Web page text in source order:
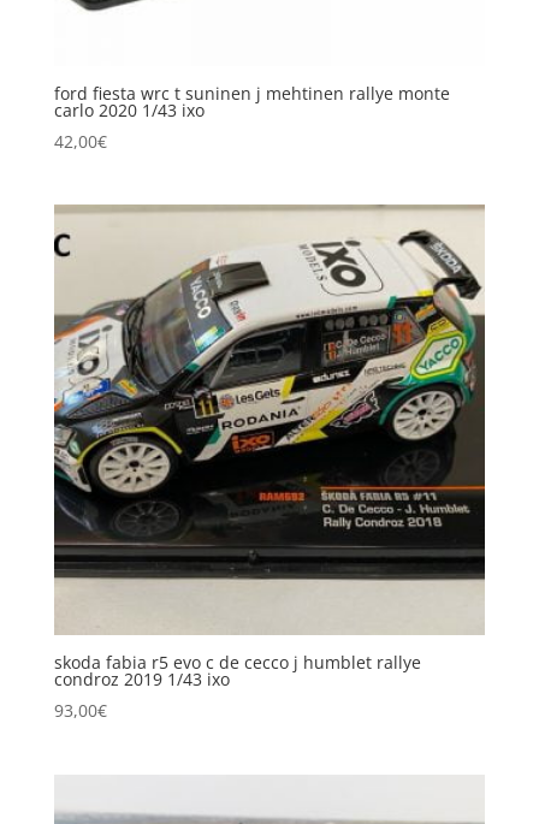
ford fiesta wrc t suninen j mehtinen rallye monte
carlo 2020 1/43 ixo
42,00€
skoda fabia r5 evo c de cecco j humblet rallye
condroz 2019 1/43 ixo
93,00€